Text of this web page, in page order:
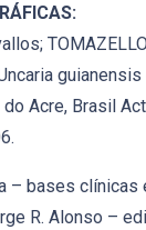
Acre, Brasil
– bases clínicas
R. Alonso –